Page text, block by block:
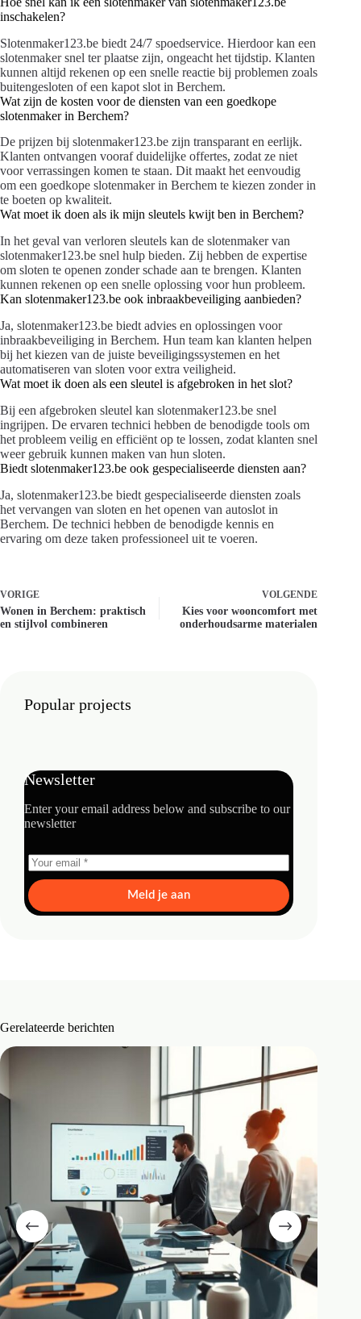
inschakelen?
Slotenmaker123.be biedt 24/7 spoedservice. Hierdoor kan een
slotenmaker snel ter plaatse zijn, ongeacht het tijdstip. Klanten
kunnen altijd rekenen op een snelle reactie bij problemen zoals
buitengesloten of een kapot slot in Berchem.
Wat zijn de kosten voor de diensten van een goedkope
slotenmaker in Berchem?
De prijzen bij slotenmaker123.be zijn transparant en eerlijk.
Klanten ontvangen vooraf duidelijke offertes, zodat ze niet
voor verrassingen komen te staan. Dit maakt het eenvoudig
om een goedkope slotenmaker in Berchem te kiezen zonder in
te boeten op kwaliteit.
Wat moet ik doen als ik mijn sleutels kwijt ben in Berchem?
In het geval van verloren sleutels kan de slotenmaker van
slotenmaker123.be snel hulp bieden. Zij hebben de expertise
om sloten te openen zonder schade aan te brengen. Klanten
kunnen rekenen op een snelle oplossing voor hun probleem.
Kan slotenmaker123.be ook inbraakbeveiliging aanbieden?
Ja, slotenmaker123.be biedt advies en oplossingen voor
inbraakbeveiliging in Berchem. Hun team kan klanten helpen
bij het kiezen van de juiste beveiligingssystemen en het
automatiseren van sloten voor extra veiligheid.
Wat moet ik doen als een sleutel is afgebroken in het slot?
Bij een afgebroken sleutel kan slotenmaker123.be snel
ingrijpen. De ervaren technici hebben de benodigde tools om
het probleem veilig en efficiënt op te lossen, zodat klanten snel
weer gebruik kunnen maken van hun sloten.
Biedt slotenmaker123.be ook gespecialiseerde diensten aan?
Ja, slotenmaker123.be biedt gespecialiseerde diensten zoals
het vervangen van sloten en het openen van autoslot in
Berchem. De technici hebben de benodigde kennis en
ervaring om deze taken professioneel uit te voeren.
VORIGE
Wonen in Berchem: praktisch
en stijlvol combineren
VOLGENDE
Kies voor wooncomfort met
onderhoudsarme materialen
Popular projects
Newsletter
Enter your email address below and subscribe to our
newsletter
Meld je aan
Gerelateerde berichten